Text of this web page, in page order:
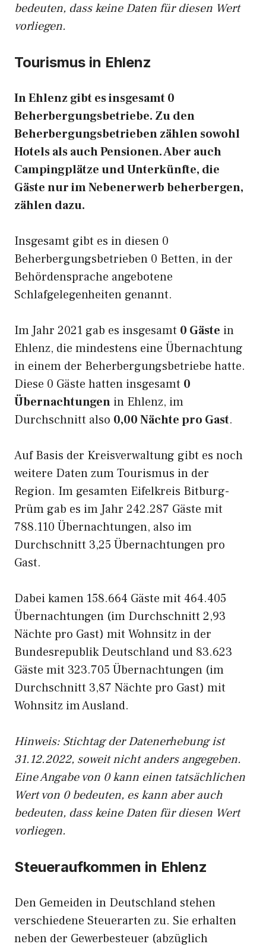
bedeuten, dass keine Daten für diesen Wert
vorliegen.
Tourismus in Ehlenz
In Ehlenz gibt es insgesamt 0
Beherbergungsbetriebe. Zu den
Beherbergungsbetrieben zählen sowohl
Hotels als auch Pensionen. Aber auch
Campingplätze und Unterkünfte, die
Gäste nur im Nebenerwerb beherbergen,
zählen dazu.
Insgesamt gibt es in diesen 0
Beherbergungsbetrieben 0 Betten, in der
Behördensprache angebotene
Schlafgelegenheiten genannt.
Im Jahr 2021 gab es insgesamt 0 Gäste in
Ehlenz, die mindestens eine Übernachtung
in einem der Beherbergungsbetriebe hatte.
Diese 0 Gäste hatten insgesamt 0
Übernachtungen in Ehlenz, im
Durchschnitt also 0,00 Nächte pro Gast.
Auf Basis der Kreisverwaltung gibt es noch
weitere Daten zum Tourismus in der
Region. Im gesamten Eifelkreis Bitburg-
Prüm gab es im Jahr 242.287 Gäste mit
788.110 Übernachtungen, also im
Durchschnitt 3,25 Übernachtungen pro
Gast.
Dabei kamen 158.664 Gäste mit 464.405
Übernachtungen (im Durchschnitt 2,93
Nächte pro Gast) mit Wohnsitz in der
Bundesrepublik Deutschland und 83.623
Gäste mit 323.705 Übernachtungen (im
Durchschnitt 3,87 Nächte pro Gast) mit
Wohnsitz im Ausland.
Hinweis: Stichtag der Datenerhebung ist
31.12.2022, soweit nicht anders angegeben.
Eine Angabe von 0 kann einen tatsächlichen
Wert von 0 bedeuten, es kann aber auch
bedeuten, dass keine Daten für diesen Wert
vorliegen.
Steueraufkommen in Ehlenz
Den Gemeiden in Deutschland stehen
verschiedene Steuerarten zu. Sie erhalten
neben der Gewerbesteuer (abzüglich